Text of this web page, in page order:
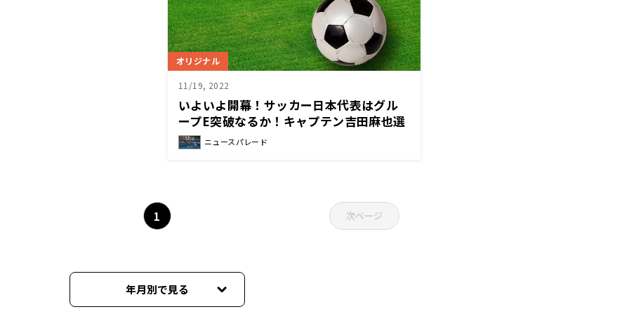
オリジナル
11/19, 2022
いよいよ開幕！サッカー日本代表はグル
ープE突破なるか！キャプテン吉田麻也選
手のひとこと
ニュースパレード
1 次ページ
年月別で見る